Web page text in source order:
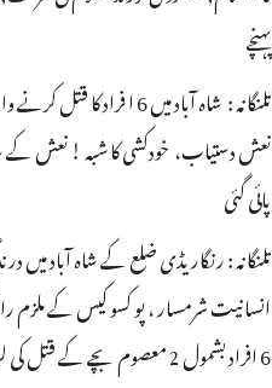
پہنچے
تلنگانہ : شاہ آباد میں 6 ا فراد
نعش دستیاب، خودکشی کا شبہ ! نعش کے
پائی گئی
تلنگانہ : رنگاریڈی ضلع کے شاہ آباد میں
انسانیت شرمسار ، پو کسو کیس کے ملزم
6 افراد بشمول 2 معصوم بچے کے قتل کی لرزہ خیز واردات